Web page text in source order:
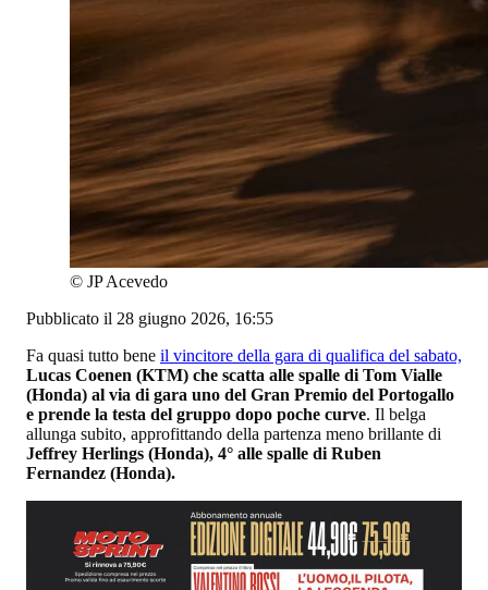
© JP Acevedo
Pubblicato il 28 giugno 2026, 16:55
Fa quasi tutto bene il vincitore della gara di qualifica del sabato,
Lucas Coenen (KTM) che scatta alle spalle di Tom Vialle
(Honda) al via di gara uno del Gran Premio del Portogallo
e prende la testa del gruppo dopo poche curve. Il belga
allunga subito, approfittando della partenza meno brillante di
Jeffrey Herlings (Honda), 4° alle spalle di Ruben
Fernandez (Honda).